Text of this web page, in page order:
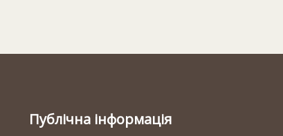
Публічна інформація